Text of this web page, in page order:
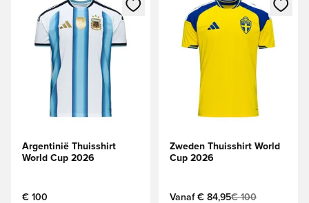
Argentinië Thuisshirt
World Cup 2026
€ 100
Zweden Thuisshirt World
Cup 2026
Vanaf € 84,95€ 100